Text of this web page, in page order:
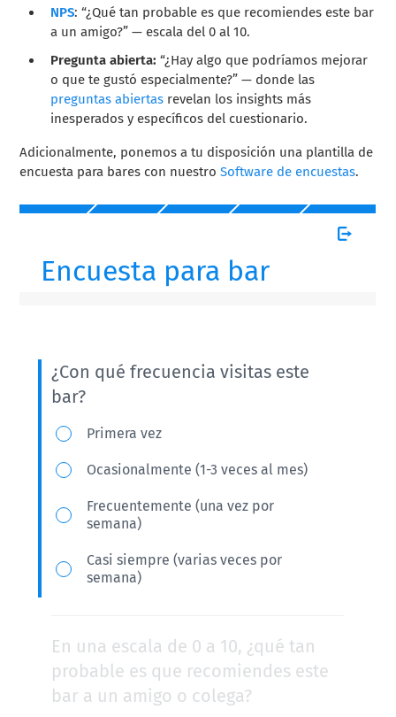
NPS: “¿Qué tan probable es que recomiendes este bar
a un amigo?” — escala del 0 al 10.
Pregunta abierta: “¿Hay algo que podríamos mejorar
o que te gustó especialmente?” — donde las
preguntas abiertas revelan los insights más
inesperados y específicos del cuestionario.
Adicionalmente, ponemos a tu disposición una plantilla de
encuesta para bares con nuestroSoftware de encuestas.